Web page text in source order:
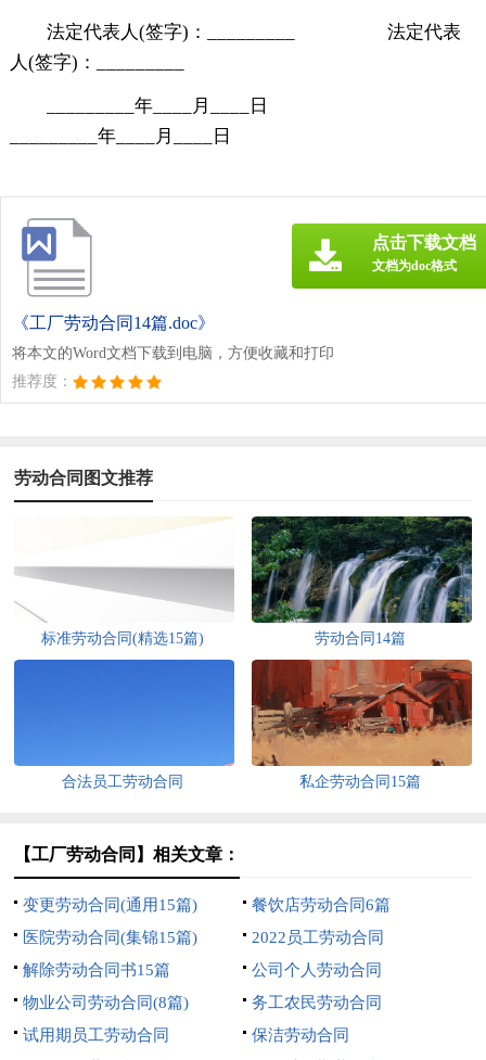
法定代表人(签字)：_________ 法定代表
人(签字)：_________
_________年____月____日
_________年____月____日
《工厂劳动合同14篇.doc》
将本文的Word文档下载到电脑，方便收藏和打印
推荐度：
点击下载文档
文档为doc格式
劳动合同图文推荐
标准劳动合同(精选15篇) 劳动合同14篇
合法员工劳动合同 私企劳动合同15篇
【工厂劳动合同】相关文章：
变更劳动合同(通用15篇)
餐饮店劳动合同6篇
医院劳动合同(集锦15篇)
2022员工劳动合同
解除劳动合同书15篇
公司个人劳动合同
物业公司劳动合同(8篇)
务工农民劳动合同
试用期员工劳动合同
保洁劳动合同